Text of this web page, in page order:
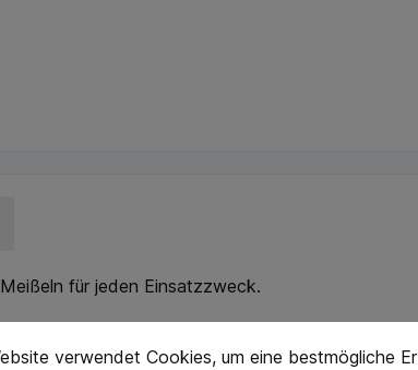
für jeden Einsatzzweck.
verwendet Cookies, um eine bestmögliche